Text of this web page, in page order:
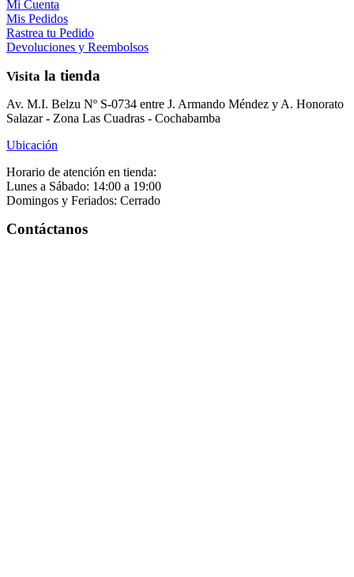
Mi Cuenta
Mis Pedidos
Rastrea tu Pedido
Devoluciones y Reembolsos
Visita la tienda
Av. M.I. Belzu Nº S-0734 entre J. Armando Méndez y A. Honorato
Salazar - Zona Las Cuadras - Cochabamba
Ubicación
Horario de atención en tienda:
Lunes a Sábado: 14:00 a 19:00
Domingos y Feriados: Cerrado
Contáctanos